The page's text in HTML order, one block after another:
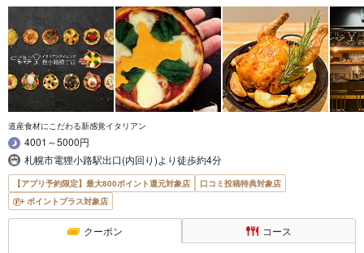
道産食材にこだわる新感覚イタリアン
4001～5000円
札幌市電狸小路駅出口(内回り)より徒歩約4分
【アプリ予約限定】最大800ポイント還元対象店
口コミ投稿特典対象店
ポイントプラス対象店
クーポン コース